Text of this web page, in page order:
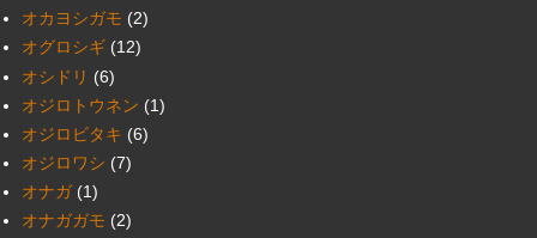
オカヨシガモ (2)
オグロシギ (12)
オシドリ (6)
オジロトウネン (1)
オジロビタキ (6)
オジロワシ (7)
オナガ (1)
オナガガモ (2)